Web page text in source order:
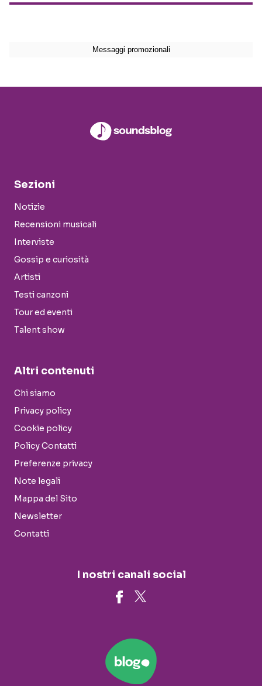
Sezioni
Notizie
Recensioni musicali
Interviste
Gossip e curiosità
Artisti
Testi canzoni
Tour ed eventi
Talent show
Altri contenuti
Chi siamo
Privacy policy
Cookie policy
Policy Contatti
Preferenze privacy
Note legali
Mappa del Sito
Newsletter
Contatti
I nostri canali social